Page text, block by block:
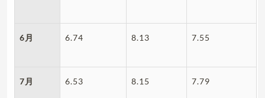
6月 6.74 8.13 7.55
7月 6.53 8.15 7.79